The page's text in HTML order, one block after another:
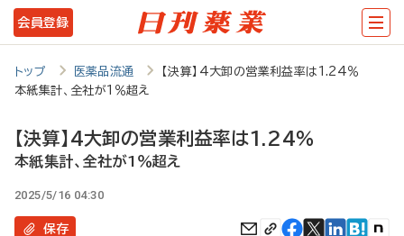
メ
イ
テ
ツ
会員登録
トップ 医薬品流通
【決算】4大卸の営業利益率は1.24％
本紙集計、全社が1％超え
【決算】4大卸の営業利益率は1.24％
本紙集計、全社が1％超え
2025/5/16 04:30
保存